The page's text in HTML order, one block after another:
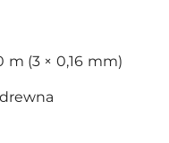
m (3 × 0,16 mm)